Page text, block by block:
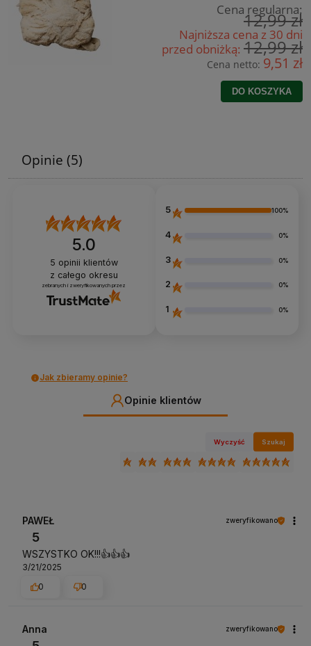
Cena regularna:
12,99 zł
Najniższa cena z 30 dni
przed obniżką: 12,99 zł
Cena netto: 9,51 zł
DO KOSZYKA
Opinie (5)
5.0
5 opinii klientów
z całego okresu
zebranych i zweryfikowanych przez
5 100%
4 0%
3 0%
2 0%
1 0%
Jak zbieramy opinie?
Opinie klientów
Wyczyść Szukaj
PAWEŁ zweryfikowano
5
WSZYSTKO OK!!!👍️👍️👍️
3/21/2025
0
0
Anna zweryfikowano